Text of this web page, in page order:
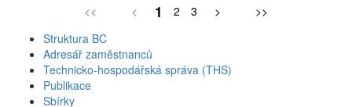
<< < 1 2 3 >
>>
Struktura BC
Adresář zaměstnanců
Technicko-hospodářská správa (THS)
Publikace
Sbírky